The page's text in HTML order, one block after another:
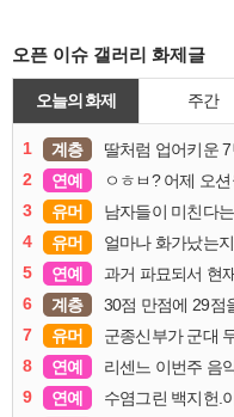
오픈 이슈 갤러리 화제글
오늘의 화제 주간
1 계층 딸처럼 업어키운
2
연예 ㅇㅎㅂ? 어제 오
3
유머 남자들이 미친다
4
유머 얼마나 화가났는
5
연예 과거 파묘되서 현
6
계층 30점 만점에 29점
7
유머 군종신부가 군대
8
연예 리센느 이번주 음
9
연예 수염그린 백지헌.